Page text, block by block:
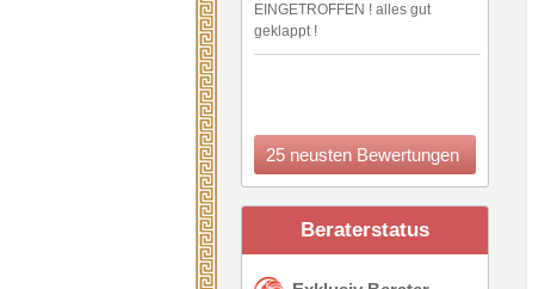
EINGETROFFEN ! alles gut
geklappt !
25 neusten Bewertungen
Beraterstatus